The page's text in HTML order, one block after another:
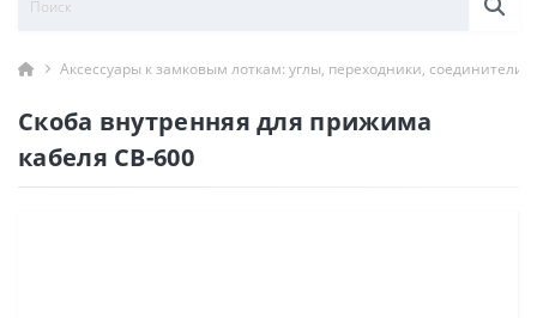
Аксессуары к замковым лоткам: углы, переходники, соединители
Скоба внутренняя для прижима
кабеля СВ-600